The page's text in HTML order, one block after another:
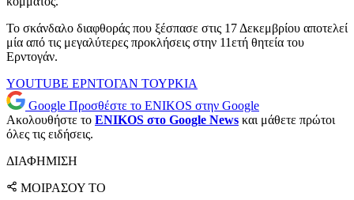
Το σκάνδαλο διαφθοράς που ξέσπασε στις 17 Δεκεμβρίου αποτελεί
μία από τις μεγαλύτερες προκλήσεις στην 11ετή θητεία του
Ερντογάν.
YOUTUBE ΕΡΝΤΟΓΑΝ ΤΟΥΡΚΙΑ
Google Προσθέστε το ENIKOS στην Google
Ακολουθήστε το ENIKOS στο Google News και μάθετε πρώτοι
όλες τις ειδήσεις.
ΔΙΑΦΗΜΙΣΗ
ΜΟΙΡΑΣΟΥ ΤΟ